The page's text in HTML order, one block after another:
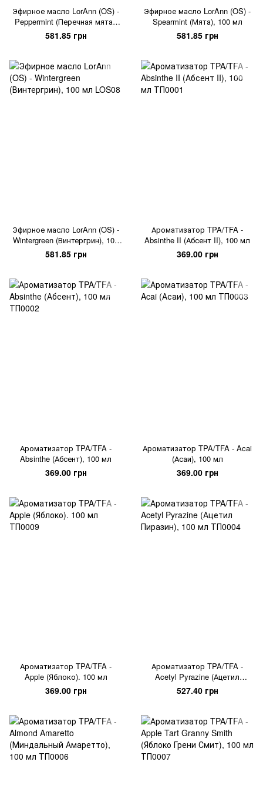
Эфирное масло LorAnn (OS) -
Peppermint (Перечная мята),
100 мл
581.85 грн
Эфирное масло LorAnn (OS) -
Spearmint (Мята), 100 мл
581.85 грн
Эфирное масло LorAnn (OS) -
Wintergreen (Винтергрин), 100
мл
581.85 грн
Ароматизатор TPA/TFA -
Absinthe II (Абсент II), 100 мл
369.00 грн
Ароматизатор TPA/TFA -
Absinthe (Абсент), 100 мл
369.00 грн
Ароматизатор TPA/TFA - Acai
(Асаи), 100 мл
369.00 грн
Ароматизатор TPA/TFA -
Apple (Яблоко). 100 мл
369.00 грн
Ароматизатор TPA/TFA -
Acetyl Pyrazine (Ацетил
Пиразин), 100 мл
527.40 грн